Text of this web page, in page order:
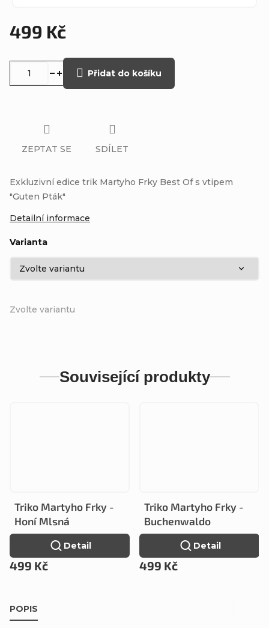
499 Kč
Zvolte variantu
Varianta
Přidat do košíku
Exkluzivní edice trik Martyho Frky Best Of s vtipem
"Guten Pták"
Detailní informace
ZEPTAT SE SDÍLET
Související produkty
Triko Martyho Frky -
Honí Mlsná
499 Kč
Detail
Triko Martyho Frky -
Buchenwaldo
499 Kč
Detail
POPIS